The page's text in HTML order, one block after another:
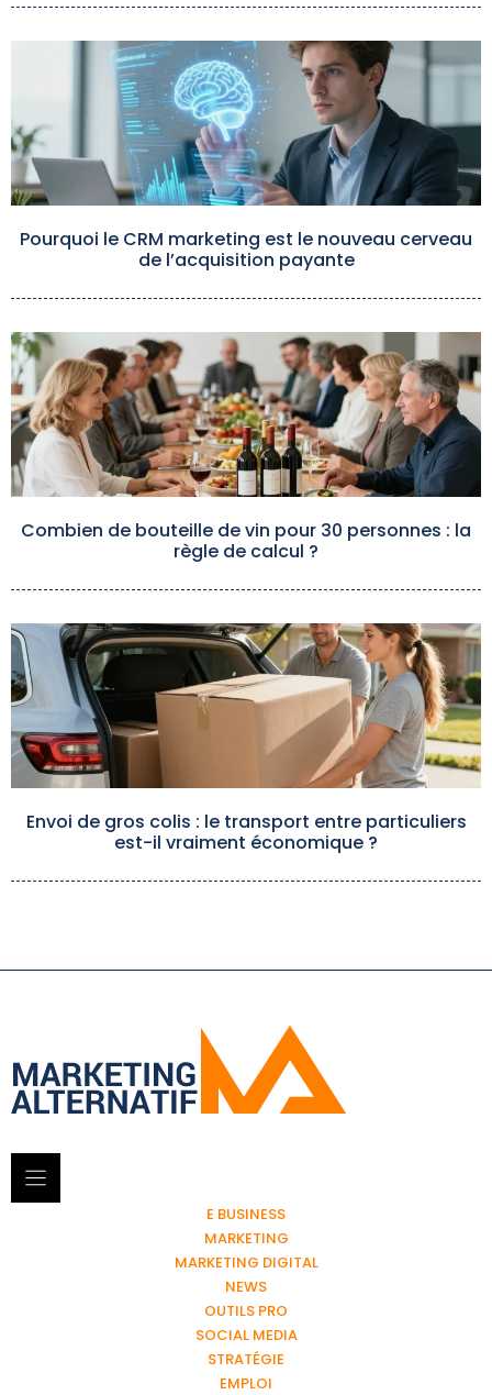
Pourquoi le CRM marketing est le nouveau cerveau
de l’acquisition payante
Combien de bouteille de vin pour 30 personnes : la
règle de calcul ?
Envoi de gros colis : le transport entre particuliers
est-il vraiment économique ?
E BUSINESS
MARKETING
MARKETING DIGITAL
NEWS
OUTILS PRO
SOCIAL MEDIA
STRATÉGIE
EMPLOI